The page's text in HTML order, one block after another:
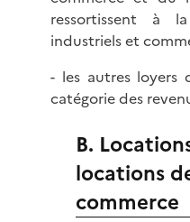
ressortissent à
industriels et
- les autres loyers
catégorie des
B.
locations
commerce